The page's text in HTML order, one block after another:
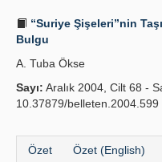
“Suriye Şişeleri”nin
Bulgu
A. Tuba Ökse
Sayı: Aralık 2004, Cilt 68 -
10.37879/belleten.2004.599
Özet Özet (English)